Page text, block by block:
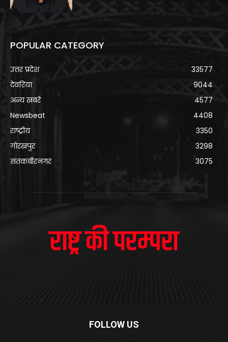
POPULAR CATEGORY
उत्तर प्रदेश
33577
देवरिया
9044
अन्य खबरे
4577
Newsbeat
4408
राष्ट्रीय
3350
गोरखपुर
3298
संतकबीरनगर
3075
FOLLOW US